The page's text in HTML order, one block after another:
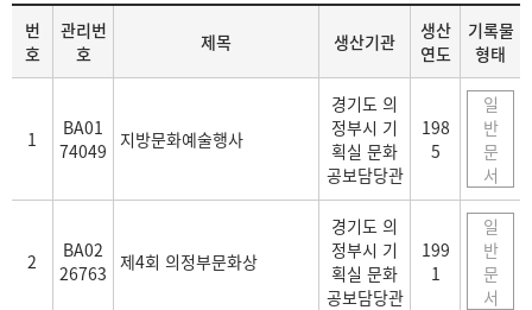
목
록
번
호
관리번
호
제목 생산기관
생산
연도
기록물
형태
1
BA01
74049
지방문화예술행사
경기도 의
정부시 기
획실 문화
공보담당관
198
5
일
반
문
서
2
BA02
26763 제4회 의정부문화상
경기도 의
정부시 기
획실 문화
공보담당관
199
1
일
반
문
서